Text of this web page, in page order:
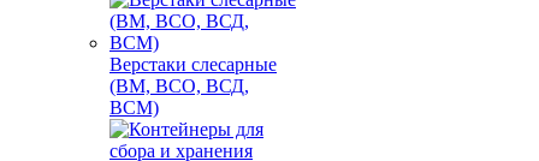
Верстаки слесарные
(ВМ, ВСО, ВСД,
ВСМ)